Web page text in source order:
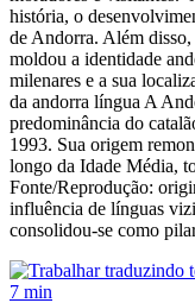
história, o
de Andorra. Além
moldou a identidade
milenares e a sua
da andorra língua A
predominância do
1993. Sua origem
longo da Idade Média,
Fonte/Reprodução:
influência de línguas
consolidou-se como
7 min